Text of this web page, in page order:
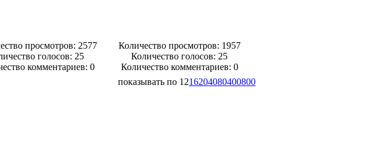
просмотров: 2577
голосов: 25
комментариев: 0
Количество просмотров: 1957
Количество голосов: 25
Количество комментариев: 0
показывать по 1216204080400800